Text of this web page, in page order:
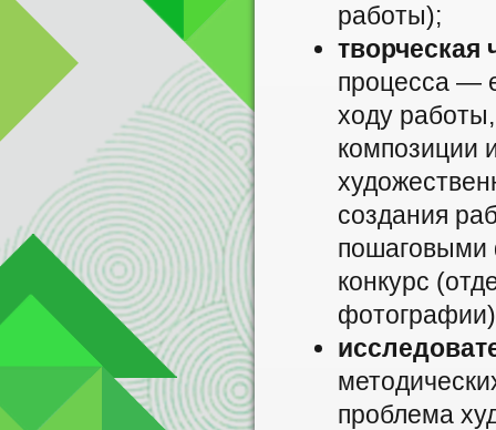
работы);
творческая
процесса —
ходу
композиции
создания
пошаговыми
конкурс
проблема